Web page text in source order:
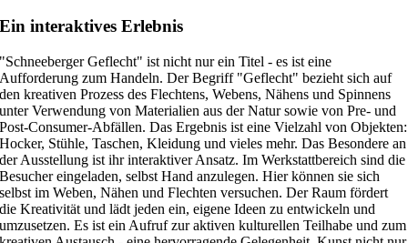
Ein interaktives Erlebnis
"Schneeberger Geflecht" ist nicht nur ein Titel - es ist eine
Aufforderung zum Handeln. Der Begriff "Geflecht" bezieht sich auf
den kreativen Prozess des Flechtens, Webens, Nähens und Spinnens
unter Verwendung von Materialien aus der Natur sowie von Pre- und
Post-Consumer-Abfällen. Das Ergebnis ist eine Vielzahl von Objekten:
Hocker, Stühle, Taschen, Kleidung und vieles mehr.Das Besondere an
der Ausstellung ist ihr interaktiver Ansatz. Im Werkstattbereich sind die
Besucher eingeladen, selbst Hand anzulegen. Hier können sie sich
selbst im Weben, Nähen und Flechten versuchen. Der Raum fördert
die Kreativität und lädt jeden ein, eigene Ideen zu entwickeln und
umzusetzen. Es ist ein Aufruf zur aktiven kulturellen Teilhabe und zum